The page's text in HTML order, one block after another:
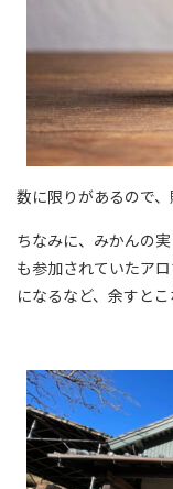
数に限りがあるので
ちなみに、みかんの実はジュースに使用されますが、皮は皮むきに
も参加されていたア
になるなど、余すとこ